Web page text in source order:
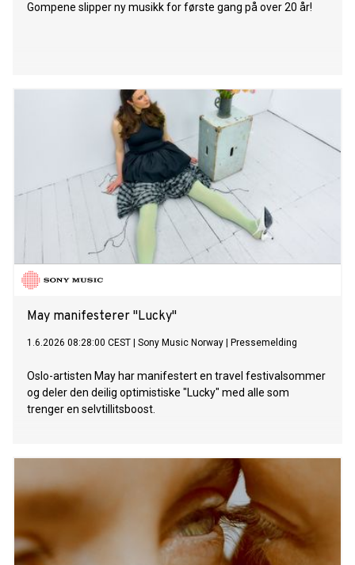
Gompene slipper ny musikk for første gang på over 20 år!
May manifesterer "Lucky"
1.6.2026 08:28:00 CEST Sony Music Norway Pressemelding
Oslo-artisten May har manifestert en travel festivalsommer
og deler den deilig optimistiske "Lucky" med alle som
trenger en selvtillitsboost.